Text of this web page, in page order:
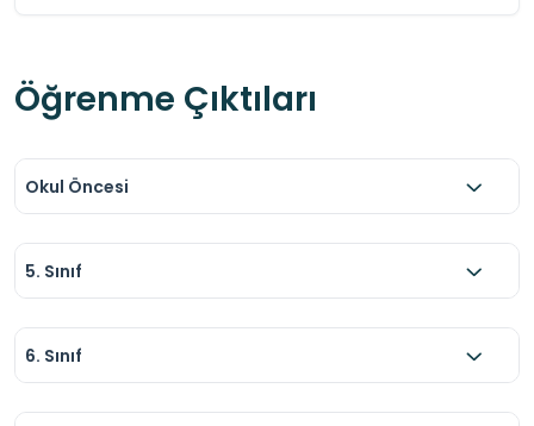
Öğrenme Çıktıları
Okul Öncesi
5. Sınıf
6. Sınıf